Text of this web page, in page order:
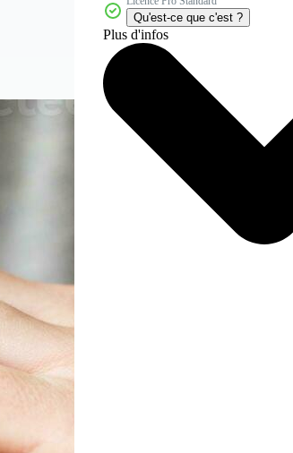
Qu'est-ce que c'est ?
Plus d'infos